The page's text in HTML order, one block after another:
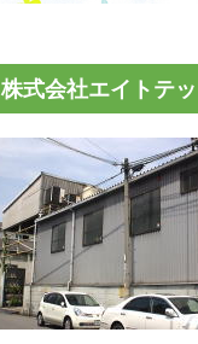
株式会社エイトテ